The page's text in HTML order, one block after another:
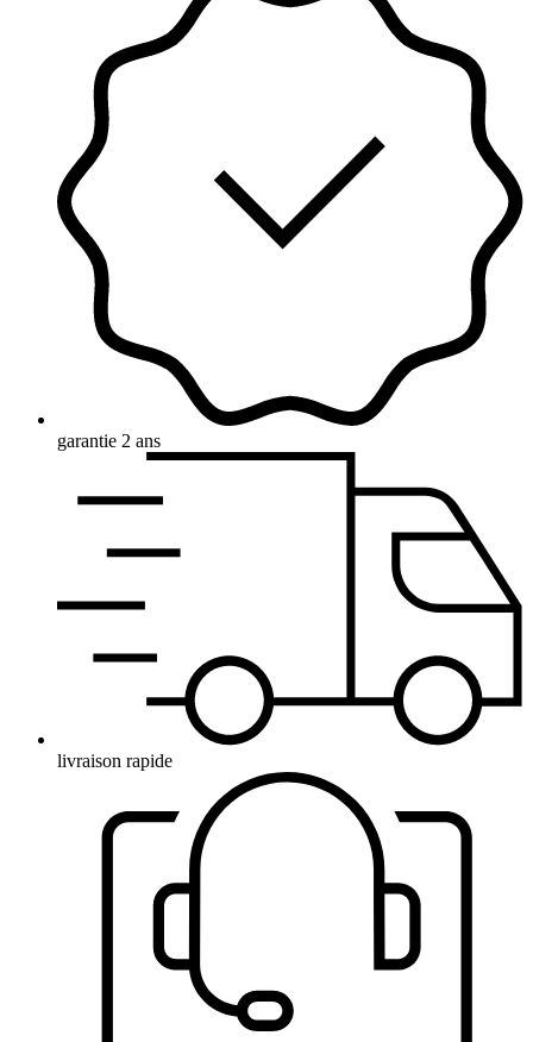
garantie 2 ans
livraison rapide